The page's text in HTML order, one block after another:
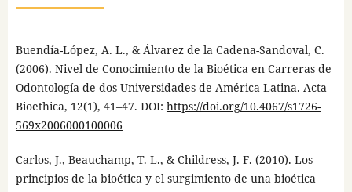
Buendía-López, A. L., & Álvarez de la Cadena-Sandoval, C.
(2006). Nivel de Conocimiento de la Bioética en Carreras de
Odontología de dos Universidades de América Latina. Acta
Bioethica, 12(1), 41–47. DOI: https://doi.org/10.4067/s1726-
569x2006000100006
Carlos, J., Beauchamp, T. L., & Childress, J. F. (2010). Los
principios de la bioética y el surgimiento de una bioética